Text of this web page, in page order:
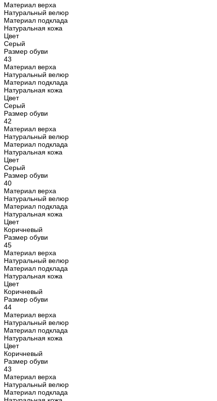
Материал верха
Натуральный велюр
Материал подклада
Натуральная кожа
Цвет
Серый
Размер обуви
43
Материал верха
Натуральный велюр
Материал подклада
Натуральная кожа
Цвет
Серый
Размер обуви
42
Материал верха
Натуральный велюр
Материал подклада
Натуральная кожа
Цвет
Серый
Размер обуви
40
Материал верха
Натуральный велюр
Материал подклада
Натуральная кожа
Цвет
Коричневый
Размер обуви
45
Материал верха
Натуральный велюр
Материал подклада
Натуральная кожа
Цвет
Коричневый
Размер обуви
44
Материал верха
Натуральный велюр
Материал подклада
Натуральная кожа
Цвет
Коричневый
Размер обуви
43
Материал верха
Натуральный велюр
Материал подклада